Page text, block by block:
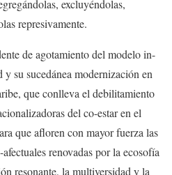
excluyéndolas,
represivamente.
de agotamiento del modelo in-
su sucedánea modernización en
que conlleva el debilitamiento
del co-estar en el
que afloren con mayor fuerza las
renovadas por la ecosofía
resonante, la multiversidad y la